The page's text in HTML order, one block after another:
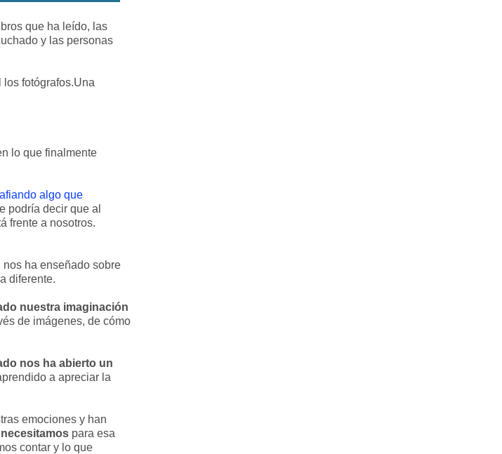
que ha leído, las
y las personas
fotógrafos.Una
lo que finalmente
algo que
podría decir que al
frente a nosotros.
nos ha enseñado sobre
diferente.
nuestra imaginación
de imágenes, de cómo
nos ha abierto un
a apreciar la
emociones y han
para esa
contar y lo que